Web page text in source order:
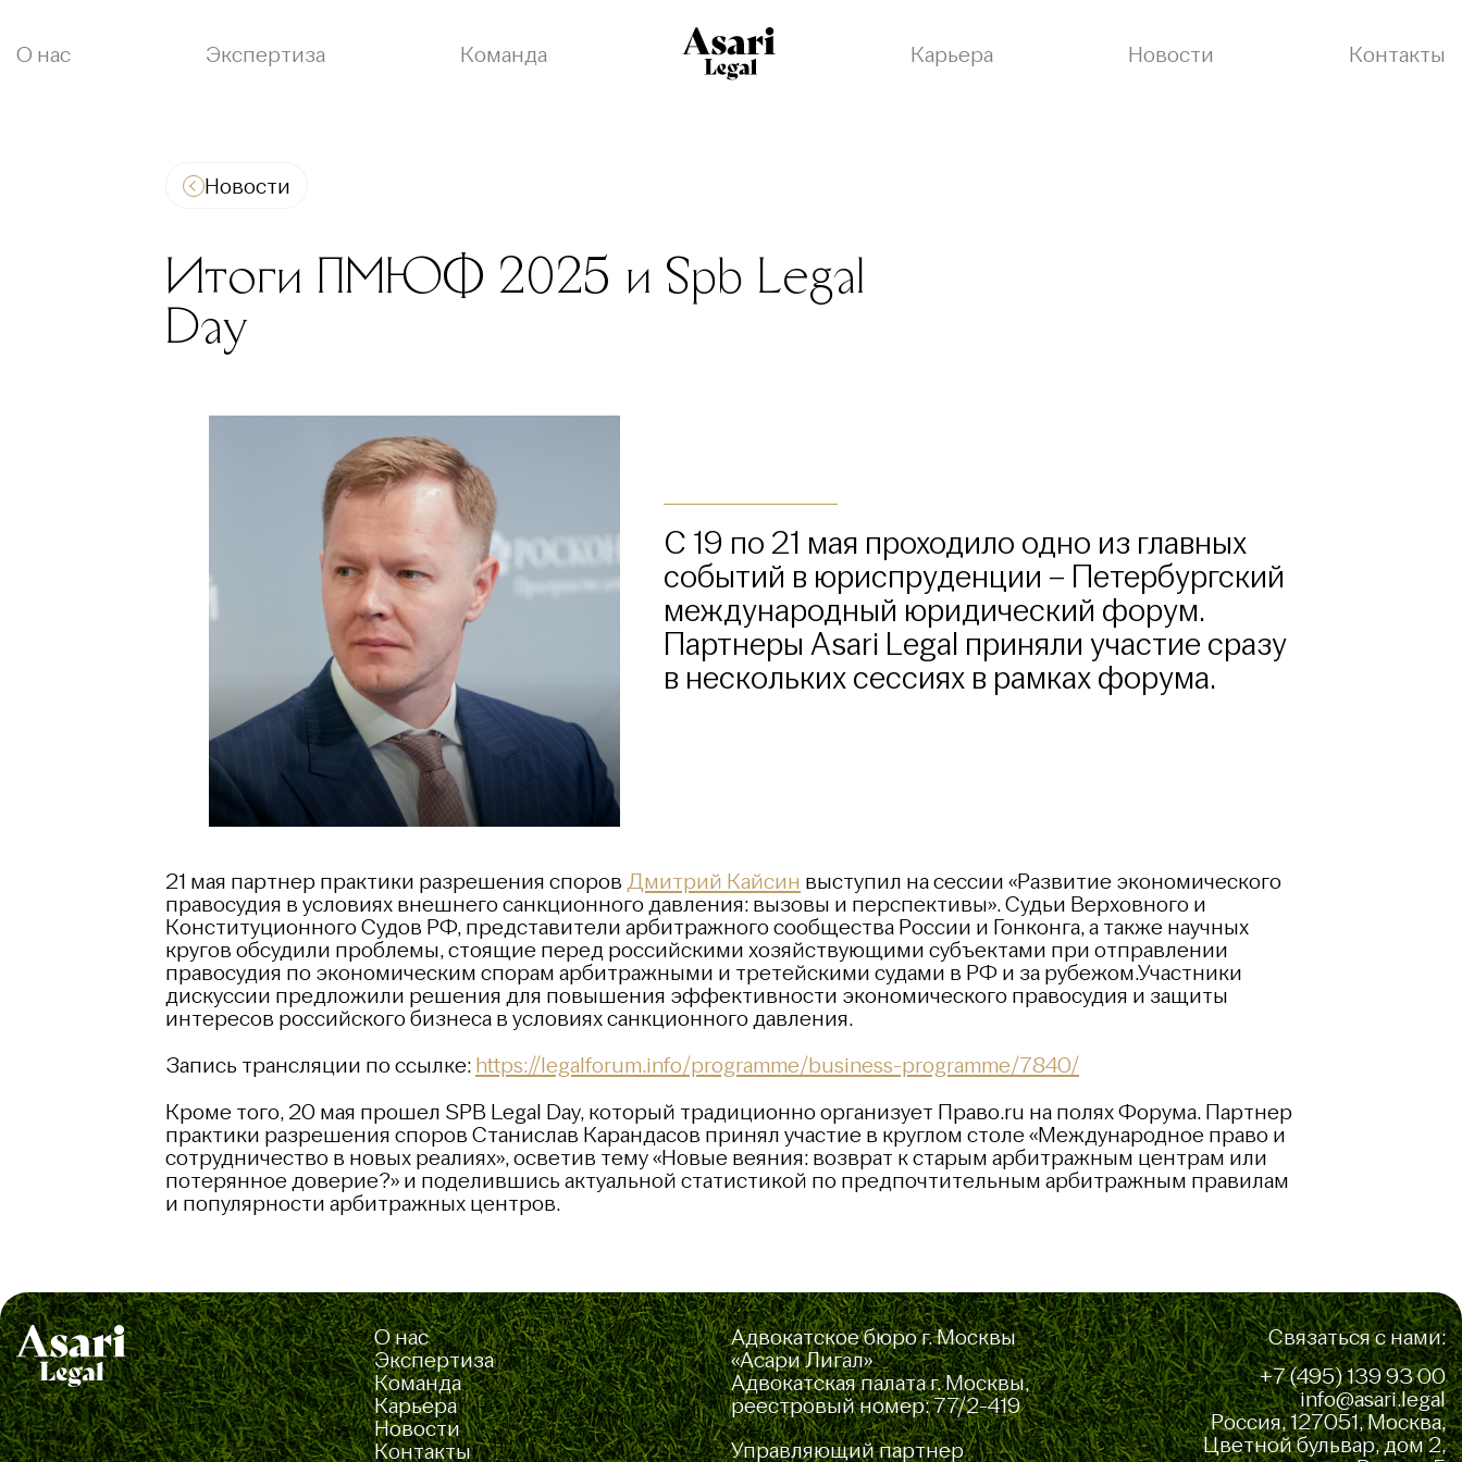
О нас Экспертиза Команда Карьера Новости Контакты
Новости
Итоги ПМЮФ 2025 и Spb Legal
Day
С 19 по 21 мая проходило одно из главных
событий в юриспруденции – Петербургский
международный юридический форум.
Партнеры Asari Legal приняли участие сразу
в нескольких сессиях в рамках форума.
21 мая партнер практики разрешения споровДмитрий Кайсин выступил на сессии «Развитие экономического
правосудия в условиях внешнего санкционного давления: вызовы и перспективы». Судьи Верховного и
Конституционного Судов РФ, представители арбитражного сообщества России и Гонконга, а также научных
кругов обсудили проблемы, стоящие перед российскими хозяйствующими субъектами при отправлении
правосудия по экономическим спорам арбитражными и третейскими судами в РФ и за рубежом.Участники
дискуссии предложили решения для повышения эффективности экономического правосудия и защиты
интересов российского бизнеса в условиях санкционного давления.
Запись трансляции по ссылке:https://legalforum.info/programme/business-programme/7840/
Кроме того, 20 мая прошел SPB Legal Day, который традиционно организует Право.ru на полях Форума. Партнер
практики разрешения споров Станислав Карандасов принял участие в круглом столе «Международное право и
сотрудничество в новых реалиях», осветив тему «Новые веяния: возврат к старым арбитражным центрам или
потерянное доверие?» и поделившись актуальной статистикой по предпочтительным арбитражным правилам
и популярности арбитражных центров.
О нас
Экспертиза
Команда
Карьера
Новости
Контакты
Адвокатское бюро г. Москвы
«Асари Лигал»
Адвокатская палата г. Москвы,
реестровый номер: 77/2-419
Управляющий партнер
Связаться с нами:
+7 (495) 139 93 00
info@asari.legal
Россия, 127051, Москва,
Цветной бульвар, дом 2,